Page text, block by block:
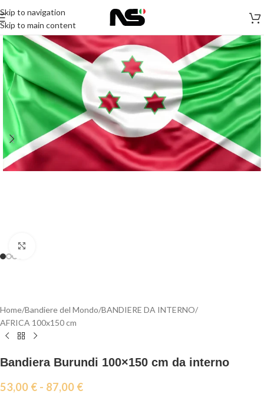
Skip to navigation
Skip to main content
Home/Bandiere del Mondo/BANDIERE DA INTERNO/
AFRICA 100x150 cm
Bandiera Burundi 100×150 cm da interno
53,00 € - 87,00 €